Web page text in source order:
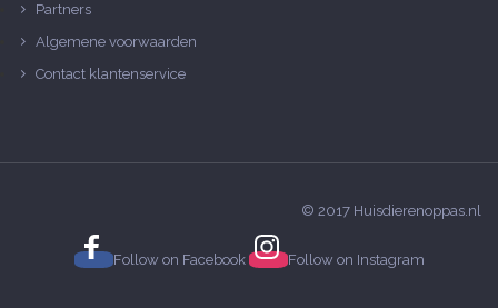
Partners
Algemene voorwaarden
Contact klantenservice
© 2017 Huisdierenoppas.nl
Follow on Facebook Follow on Instagram